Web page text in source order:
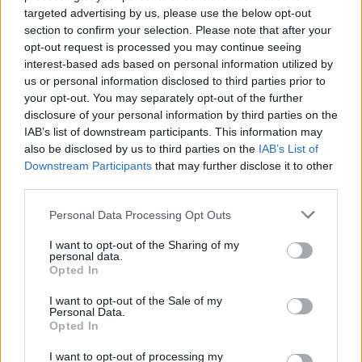
targeted advertising by us, please use the below opt-out
section to confirm your selection. Please note that after your
opt-out request is processed you may continue seeing
interest-based ads based on personal information utilized by
us or personal information disclosed to third parties prior to
your opt-out. You may separately opt-out of the further
disclosure of your personal information by third parties on the
IAB’s list of downstream participants. This information may
also be disclosed by us to third parties on the IAB’s List of
Downstream Participants that may further disclose it to other
Please note that this website/app uses one or more Google
not limited to your visit or usage behaviour. You may click to
grant or deny consent to Google and its third-party tags to
use your data for below specified purposes in below Google
consent section.
Personal Data Processing Opt Outs
I want to opt-out of the Sharing of my
personal data.
Opted In
I want to opt-out of the Sale of my
Personal Data.
Opted In
I want to opt-out of processing my
A húszik ellenőrizte al-Maszíra televízió által
idézett szóvivő felszólította a külföldi
cégeket és állampolgárokat, hogy kerüljék el
a szaúdi olajlétesítményeket, amelyek – mint
fogalmazott – továbbra is a húszik
„tűzvonalában” vannak.
A szaúdi energiainfrastruktúrát több támadás
érte azóta, hogy Rijád az arab katonai
a húszik ellen, az idén május és augusztus
között is. A szaúdi olajterminálok elleni
szombati dróntámadások következtében
azonban 5,7 millió hordóval csökkent a napi